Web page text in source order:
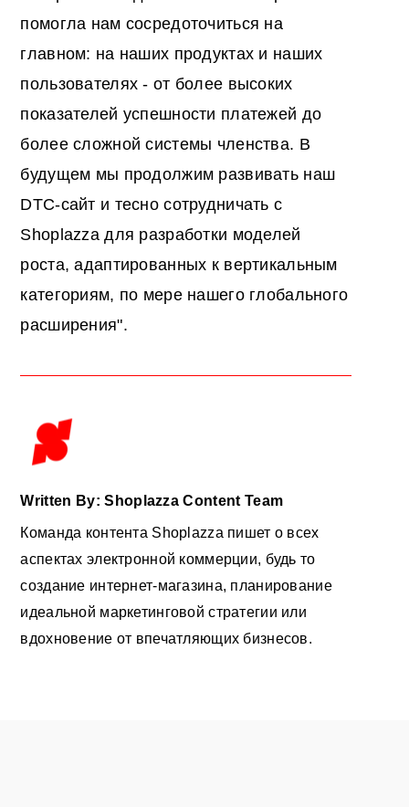
помогла нам сосредоточиться на
главном: на наших продуктах и наших
пользователях - от более высоких
показателей успешности платежей до
более сложной системы членства. В
будущем мы продолжим развивать наш
DTC-сайт и тесно сотрудничать с
Shoplazza для разработки моделей
роста, адаптированных к вертикальным
категориям, по мере нашего глобального
расширения".
Written By: Shoplazza Content Team
Команда контента Shoplazza пишет о всех
аспектах электронной коммерции, будь то
создание интернет-магазина, планирование
идеальной маркетинговой стратегии или
вдохновение от впечатляющих бизнесов.